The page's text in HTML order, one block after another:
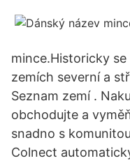
mince.Historicky
zemích severní a
Seznam zemí .
obchodujte a
snadno s
Colnect